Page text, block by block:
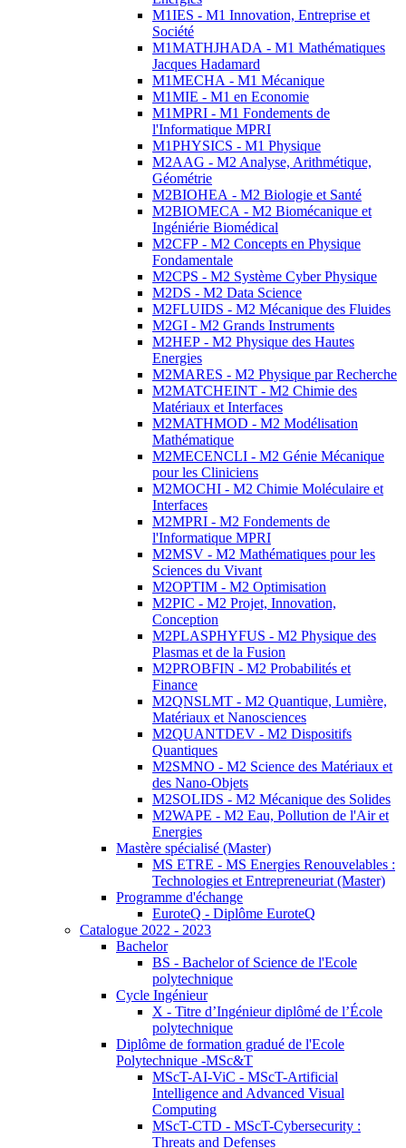
M1IES - M1 Innovation, Entreprise et
Société
M1MATHJHADA - M1 Mathématiques
Jacques Hadamard
M1MECHA - M1 Mécanique
M1MIE - M1 en Economie
M1MPRI - M1 Fondements de
l'Informatique MPRI
M1PHYSICS - M1 Physique
M2AAG - M2 Analyse, Arithmétique,
Géométrie
M2BIOHEA - M2 Biologie et Santé
M2BIOMECA - M2 Biomécanique et
Ingéniérie Biomédical
M2CFP - M2 Concepts en Physique
Fondamentale
M2CPS - M2 Système Cyber Physique
M2DS - M2 Data Science
M2FLUIDS - M2 Mécanique des Fluides
M2GI - M2 Grands Instruments
M2HEP - M2 Physique des Hautes
Energies
M2MARES - M2 Physique par Recherche
M2MATCHEINT - M2 Chimie des
Matériaux et Interfaces
M2MATHMOD - M2 Modélisation
Mathématique
M2MECENCLI - M2 Génie Mécanique
pour les Cliniciens
M2MOCHI - M2 Chimie Moléculaire et
Interfaces
M2MPRI - M2 Fondements de
l'Informatique MPRI
M2MSV - M2 Mathématiques pour les
Sciences du Vivant
M2OPTIM - M2 Optimisation
M2PIC - M2 Projet, Innovation,
Conception
M2PLASPHYFUS - M2 Physique des
Plasmas et de la Fusion
M2PROBFIN - M2 Probabilités et
Finance
M2QNSLMT - M2 Quantique, Lumière,
Matériaux et Nanosciences
M2QUANTDEV - M2 Dispositifs
Quantiques
M2SMNO - M2 Science des Matériaux et
des Nano-Objets
M2SOLIDS - M2 Mécanique des Solides
M2WAPE - M2 Eau, Pollution de l'Air et
Energies
Mastère spécialisé (Master)
MS ETRE - MS Energies Renouvelables :
Technologies et Entrepreneuriat (Master)
Programme d'échange
EuroteQ - Diplôme EuroteQ
Catalogue 2022 - 2023
Bachelor
BS - Bachelor of Science de l'Ecole
polytechnique
Cycle Ingénieur
X - Titre d’Ingénieur diplômé de l’École
polytechnique
Diplôme de formation gradué de l'Ecole
Polytechnique -MSc&T
MScT-AI-ViC - MScT-Artificial
Intelligence and Advanced Visual
Computing
MScT-CTD - MScT-Cybersecurity :
Threats and Defenses